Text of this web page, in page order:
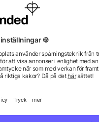
Vi har svaren.